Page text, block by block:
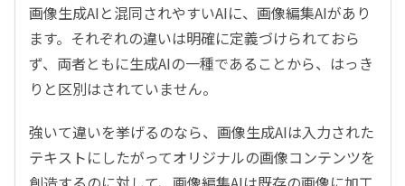
画像生成AIと混同されやすいAIに、画像編集AIがあり
ます。それぞれの違いは明確に定義づけられておら
ず、両者ともに生成AIの一種であることから、はっき
りと区別はされていません。
強いて違いを挙げるのなら、画像生成AIは入力された
テキストにしたがってオリジナルの画像コンテンツを